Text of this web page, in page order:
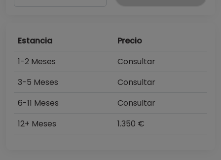
Estancia
Precio
1-2 Meses
Consultar
3-5 Meses
Consultar
6-11 Meses
Consultar
12+ Meses
1.350 €